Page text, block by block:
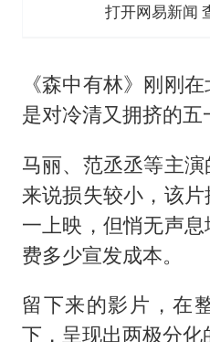
打开网易新闻
《森中有林》刚刚
是对冷清又拥挤的
马丽、范丞丞等主
来说损失较小，该
一上映，但悄无声
费多少宣发成本。
留下来的影片，在
下，呈现出两极分化